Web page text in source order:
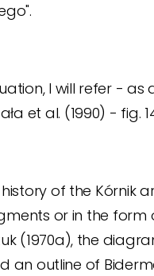
I will refer -
et al. (1990) - fig.
of the Kórnik
or in the form
(1970a), the
an outline of